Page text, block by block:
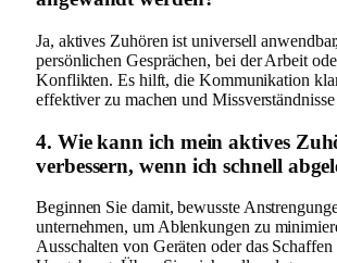
Ja, aktives Zuhören ist universell
persönlichen Gesprächen, bei der Arbeit
Konflikten. Es hilft, die Kommunikation
effektiver zu machen und
4. Wie kann ich mein aktives
verbessern, wenn ich schnell
Beginnen Sie damit, bewusste
unternehmen, um Ablenkungen zu
Ausschalten von Geräten oder das